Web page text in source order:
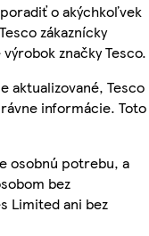
o akýchkoľvek
zákaznícky
značky Tesco.
aktualizované, Tesco
informácie. Toto
osobnú potrebu, a
bez
Limited ani bez